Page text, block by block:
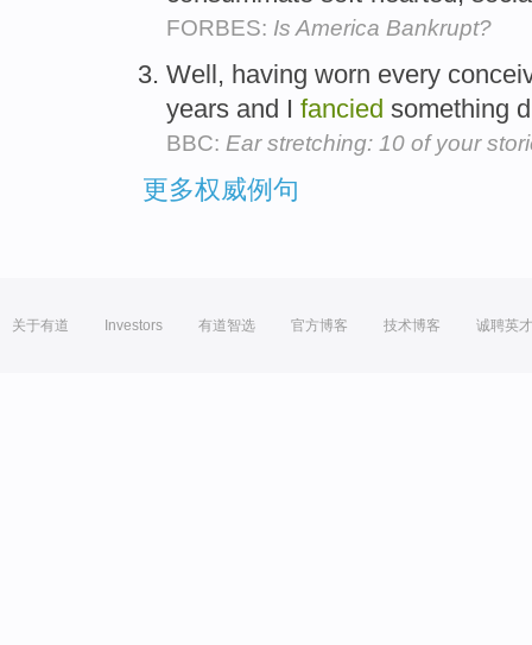
FORBES: Is America Bankrupt?
Well, having worn every
years and I fancied something
BBC: Ear stretching: 10 of your
更多权威例句
关于有道 Investors 有道智选 官方博客 技术博客 诚聘英才